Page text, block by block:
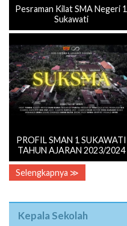
PROFIL SMAN 1 SUKAWATI
TAHUN AJARAN 2023/2024
Kepala Sekolah